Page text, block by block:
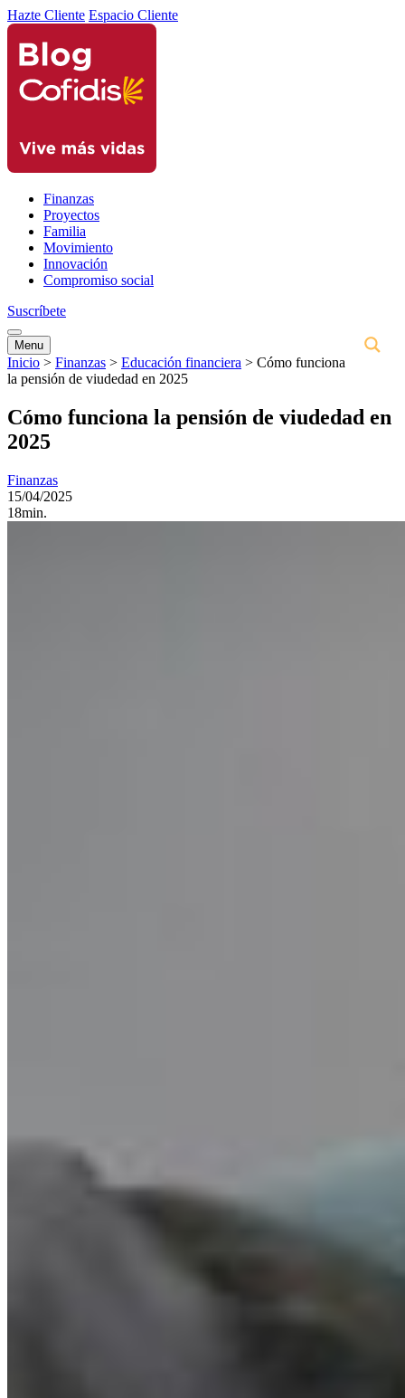
Hazte Cliente Espacio Cliente
Finanzas
Proyectos
Familia
Movimiento
Innovación
Compromiso social
Suscríbete
Menu
Inicio > Finanzas > Educación financiera > Cómo funciona
la pensión de viudedad en 2025
Cómo funciona la pensión de viudedad en
2025
Finanzas
15/04/2025
18min.